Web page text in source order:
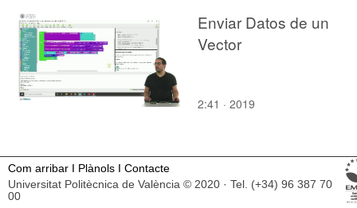
Enviar Datos de un
Vector
2:41 · 2019
Com arribar I Plànols I Contacte
Universitat Politècnica de València © 2020 · Tel. (+34) 96 387 70
00